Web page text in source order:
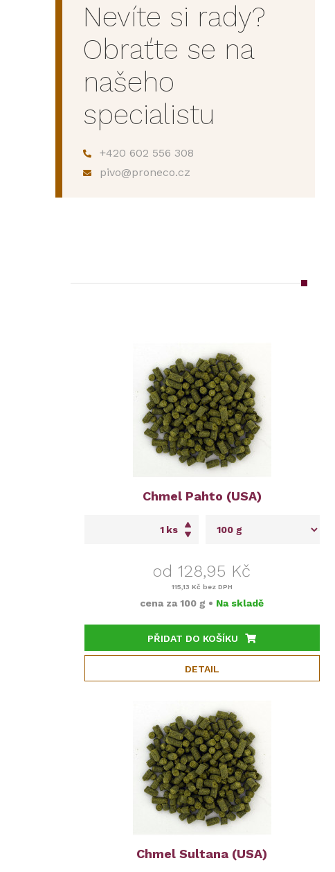
Nevíte si rady?
Obraťte se na
našeho
specialistu
+420 602 556 308
pivo@proneco.cz
Chmel Pahto (USA)
ks
od 128,95 Kč
115,13 Kč bez DPH
cena za100 g • Na skladě
PŘIDAT DO KOŠÍKU
DETAIL
Chmel Sultana (USA)